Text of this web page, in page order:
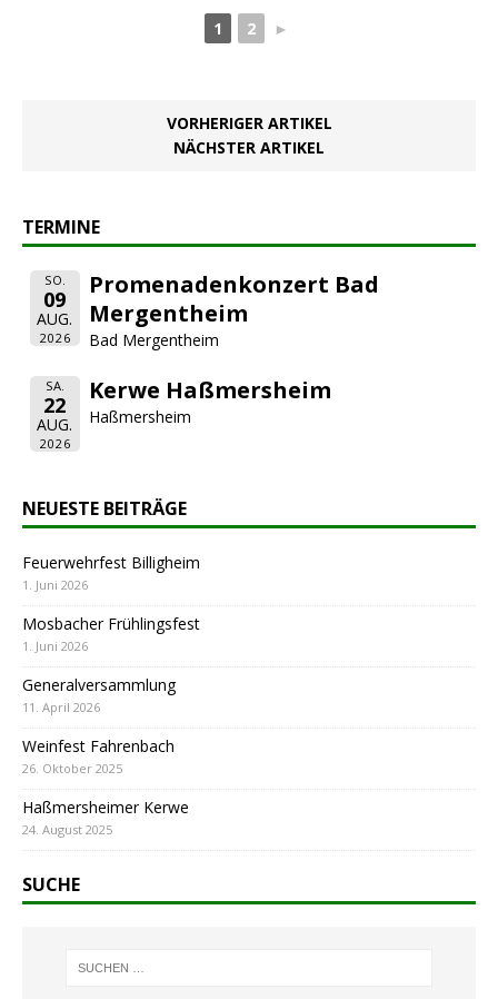
1 2 ►
VORHERIGER ARTIKEL
NÄCHSTER ARTIKEL
TERMINE
SO.
09
AUG.
2026
Promenadenkonzert Bad
Mergentheim
Bad Mergentheim
SA.
22
AUG.
2026
Kerwe Haßmersheim
Haßmersheim
NEUESTE BEITRÄGE
Feuerwehrfest Billigheim
1. Juni 2026
Mosbacher Frühlingsfest
1. Juni 2026
Generalversammlung
11. April 2026
Weinfest Fahrenbach
26. Oktober 2025
Haßmersheimer Kerwe
24. August 2025
SUCHE